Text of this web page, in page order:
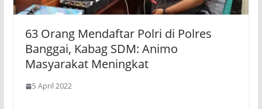
63 Orang Mendaftar Polri di Polres
Banggai, Kabag SDM: Animo
Masyarakat Meningkat
5 April 2022